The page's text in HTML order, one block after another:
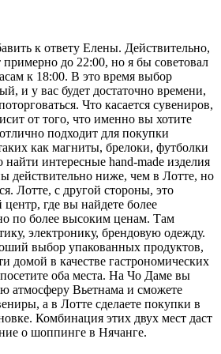
к ответу Елены. Действительно,
до 22:00, но я бы советовал
к 18:00. В это время выбор
и у вас будет достаточно времени,
Что касается сувениров,
от того, что именно вы хотите
подходит для покупки
как магниты, брелоки, футболки
интересные hand-made изделия
действительно ниже, чем в Лотте, но
Лотте, с другой стороны, это
где вы найдете более
по более высоким ценам. Там
электронику, брендовую одежду.
выбор упакованных продуктов,
домой в качестве гастрономических
оба места. На Чо Даме вы
атмосферу Вьетнама и сможете
а в Лотте сделаете покупки в
Комбинация этих двух мест даст
о шоппинге в Нячанге.